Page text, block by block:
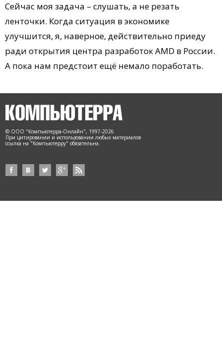
Сейчас моя задача – слушать, а не резать
ленточки. Когда ситуация в экономике
улучшится, я, наверное, действительно приеду
ради открытия центра разработок AMD в России.
А пока нам предстоит ещё немало поработать.
© ООО "Компьютерра-Онлайн", 1997-2026
При цитировании и использовании любых материалов
ссылка на "Компьютерру" обязательна.